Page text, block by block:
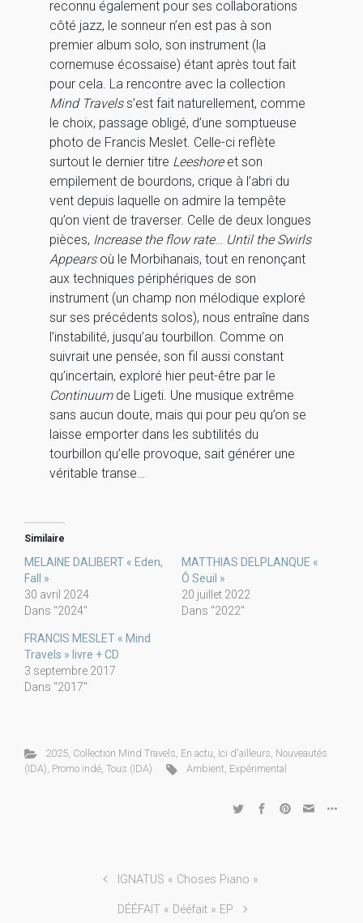
reconnu également pour ses collaborations
côté jazz, le sonneur n’en est pas à son
premier album solo, son instrument (la
cornemuse écossaise) étant après tout fait
pour cela. La rencontre avec la collection
Mind Travelss’est fait naturellement, comme
le choix, passage obligé, d’une somptueuse
photo de Francis Meslet. Celle-ci reflète
surtout le dernier titre Leeshoreet son
empilement de bourdons, crique à l’abri du
vent depuis laquelle on admire la tempête
qu’on vient de traverser. Celle de deux longues
pièces, Increase the flow rate… Until the Swirls
Appears où le Morbihanais, tout en renonçant
aux techniques périphériques de son
instrument (un champ non mélodique exploré
sur ses précédents solos), nous entraîne dans
l’instabilité, jusqu’au tourbillon. Comme on
suivrait une pensée, son fil aussi constant
qu’incertain, exploré hier peut-être par le
Continuumde Ligeti. Une musique extrême
sans aucun doute, mais qui pour peu qu’on se
laisse emporter dans les subtilités du
tourbillon qu’elle provoque, sait générer une
véritable transe…
Similaire
MELAINE DALIBERT « Eden,
Fall »
30 avril 2024
Dans "2024"
MATTHIAS DELPLANQUE «
Ô Seuil »
20 juillet 2022
Dans "2022"
FRANCIS MESLET « Mind
Travels » livre + CD
3 septembre 2017
Dans "2017"
2025, Collection Mind Travels, En actu, Ici d'ailleurs, Nouveautés
(IDA), Promo indé, Tous (IDA) Ambient, Expérimental
IGNATUS « Choses Piano »
DÉÉFAIT « Dééfait » EP